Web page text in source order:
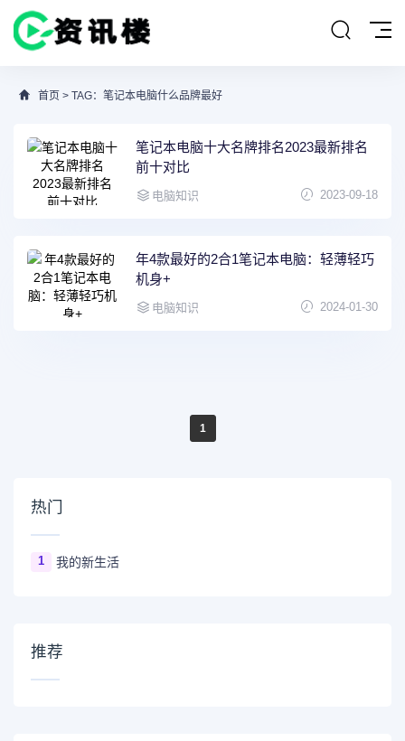
首页 > TAG：笔记本电脑什么品牌最好
笔记本电脑十大名牌排名2023最新排名
前十对比
电脑知识 2023-09-18
年4款最好的2合1笔记本电脑：轻薄轻巧
机身+
电脑知识 2024-01-30
1
热门
1 我的新生活
推荐